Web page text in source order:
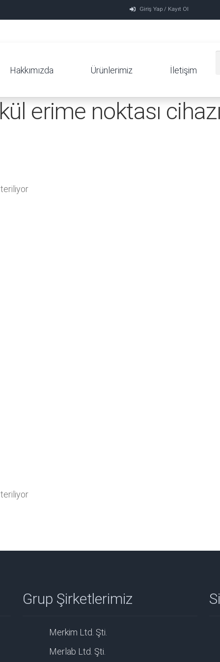
Giriş Yap / Kayıt Ol
Hakkımızda Ürünlerimiz İletişim
erime noktası
Grup Şirketlerimiz
Merkim Ltd. Şti.
Merlab Ltd. Şti.